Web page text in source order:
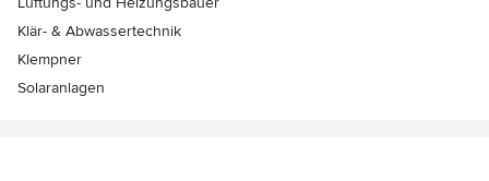
Klär- & Abwassertechnik
Klempner
Solaranlagen